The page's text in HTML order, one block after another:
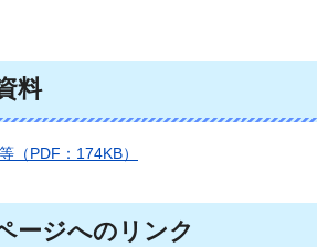
料
（PDF：174KB）
ージへのリンク